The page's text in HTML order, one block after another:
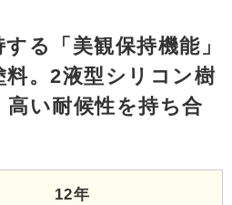
る「美観保持機能」
料。2液型シリコン樹
い耐候性を持ち合
12年